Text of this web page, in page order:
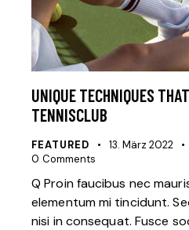
UNIQUE TECHNIQUES
TENNISCLUB
FEATURED 13. März 2022
0 Comments
Q Proin faucibus nec
elementum mi tincidunt.
nisi in consequat. Fusce